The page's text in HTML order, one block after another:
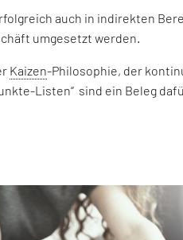
auch in indirekten
umgesetzt werden.
Kaizen-Philosophie, der
Listen“ sind ein Beleg